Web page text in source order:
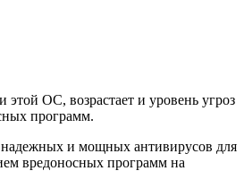
ОС, возрастает и уровень угроз
программ.
надежных и мощных антивирусов для
вредоносных программ на